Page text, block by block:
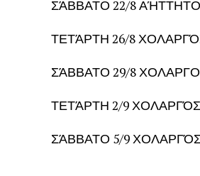
ΣΆΒΒΑΤΟ 22/8
ΤΕΤΆΡΤΗ 26/8
ΣΆΒΒΑΤΟ 29/8
ΤΕΤΆΡΤΗ 2/9
ΣΆΒΒΑΤΟ 5/9